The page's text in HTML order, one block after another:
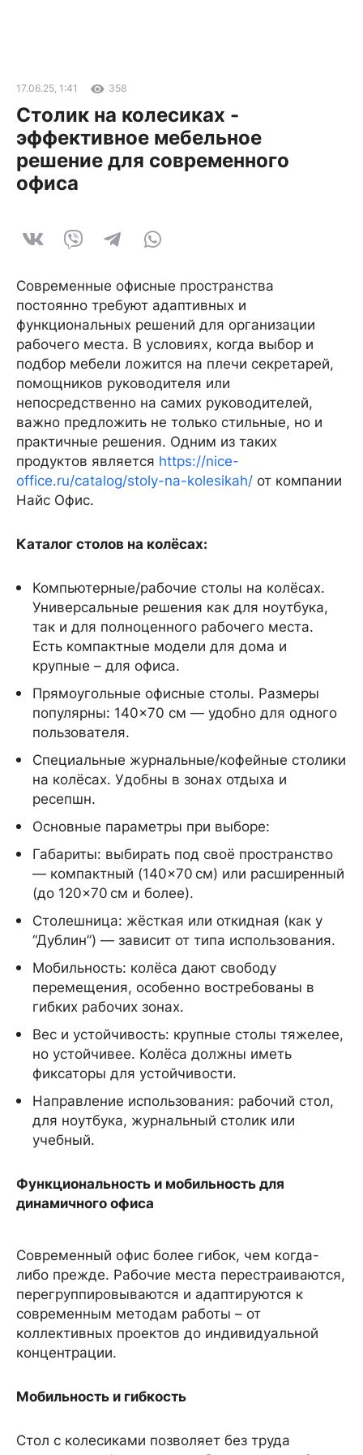
17.06.25, 1:41 358
Столик на колесиках -
эффективное мебельное
решение для современного
офиса
Современные офисные пространства
постоянно требуют адаптивных и
функциональных решений для организации
рабочего места. В условиях, когда выбор и
подбор мебели ложится на плечи секретарей,
помощников руководителя или
непосредственно на самих руководителей,
важно предложить не только стильные, но и
практичные решения. Одним из таких
продуктов является https://nice-
office.ru/catalog/stoly-na-kolesikah/ от компании
Найс Офис.
Каталог столов на колёсах:
Компьютерные/рабочие столы на колёсах.
Универсальные решения как для ноутбука,
так и для полноценного рабочего места.
Есть компактные модели для дома и
крупные – для офиса.
Прямоугольные офисные столы. Размеры
популярны: 140×70 см — удобно для одного
пользователя.
Специальные журнальные/кофейные столики
на колёсах. Удобны в зонах отдыха и
ресепшн.
Основные параметры при выборе:
Габариты: выбирать под своё пространство
— компактный (140×70 см) или расширенный
(до 120×70 см и более).
Столешница: жёсткая или откидная (как у
“Дублин”) — зависит от типа использования.
Мобильность: колёса дают свободу
перемещения, особенно востребованы в
гибких рабочих зонах.
Вес и устойчивость: крупные столы тяжелее,
но устойчивее. Колёса должны иметь
фиксаторы для устойчивости.
Направление использования: рабочий стол,
для ноутбука, журнальный столик или
учебный.
Функциональность и мобильность для
динамичного офиса
Современный офис более гибок, чем когда-
либо прежде. Рабочие места перестраиваются,
перегруппировываются и адаптируются к
современным методам работы – от
коллективных проектов до индивидуальной
концентрации.
Мобильность и гибкость
Стол с колесиками позволяет без труда